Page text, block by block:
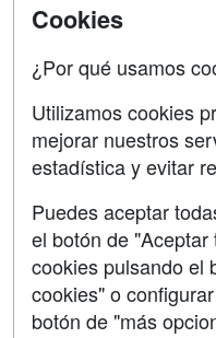
Contactar
Copyleft
Grupo formazion:
Cookies
¿Por qué usamos
Utilizamos cookies
mejorar nuestros
estadística y evitar
Puedes aceptar
el botón de
cookies pulsando el
cookies" o
botón de "más